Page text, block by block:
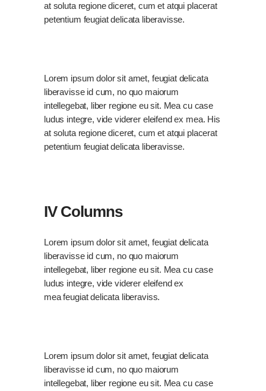
at soluta regione diceret, cum et atqui placerat
petentium feugiat delicata liberavisse.
Lorem ipsum dolor sit amet, feugiat delicata
liberavisse id cum, no quo maiorum
intellegebat, liber regione eu sit. Mea cu case
ludus integre, vide viderer eleifend ex mea. His
at soluta regione diceret, cum et atqui placerat
petentium feugiat delicata liberavisse.
IV Columns
Lorem ipsum dolor sit amet, feugiat delicata
liberavisse id cum, no quo maiorum
intellegebat, liber regione eu sit. Mea cu case
ludus integre, vide viderer eleifend ex
mea feugiat delicata liberaviss.
Lorem ipsum dolor sit amet, feugiat delicata
liberavisse id cum, no quo maiorum
intellegebat, liber regione eu sit. Mea cu case